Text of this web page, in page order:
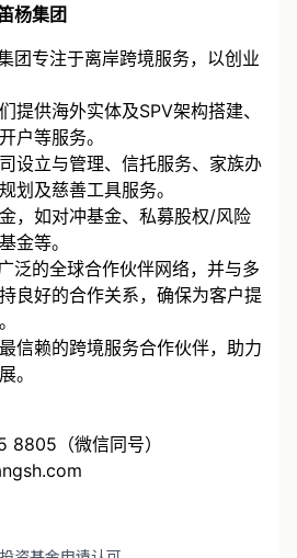
专注于离岸跨境服务，以创业
提供海外实体及SPV架构搭建、
户等服务。
设立与管理、信托服务、家族办
划及慈善工具服务。
，如对冲基金、私募股权/风险
金等。
泛的全球合作伙伴网络，并与多
良好的合作关系，确保为客户提
信赖的跨境服务合作伙伴，助力
8805（微信同号）